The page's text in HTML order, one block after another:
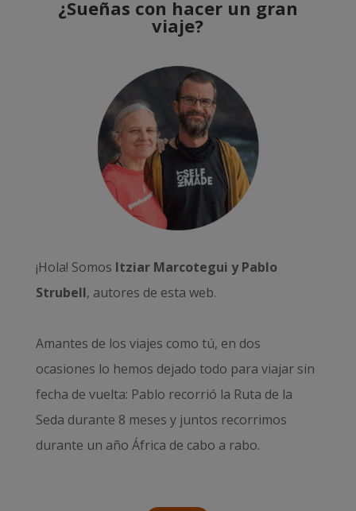
¿Sueñas con hacer un gran
viaje?
¡Hola! Somos Itziar Marcotegui y Pablo
Strubell, autores de esta web.
Amantes de los viajes como tú, en dos
ocasiones lo hemos dejado todo para viajar sin
fecha de vuelta: Pablo recorrió la Ruta de la
Seda durante 8 meses y juntos recorrimos
durante un año África de cabo a rabo.